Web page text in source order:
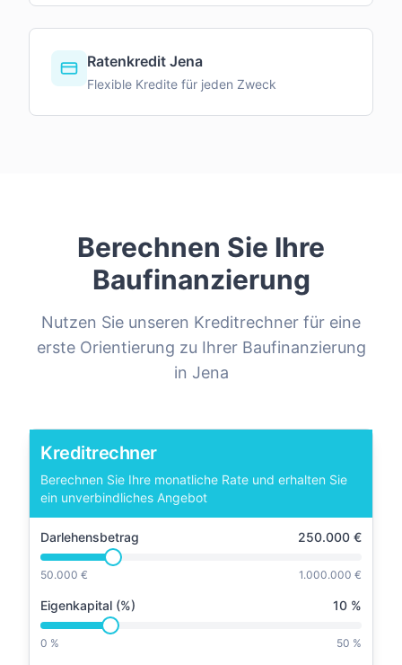
Ratenkredit Jena
Flexible Kredite für jeden Zweck
Berechnen Sie Ihre
Baufinanzierung
Nutzen Sie unseren Kreditrechner für eine
erste Orientierung zu Ihrer Baufinanzierung
in Jena
Kreditrechner
Berechnen Sie Ihre monatliche Rate und erhalten Sie
ein unverbindliches Angebot
Darlehensbetrag 250.000 €
50.000 € 1.000.000 €
Eigenkapital (%) 10 %
0 % 50 %